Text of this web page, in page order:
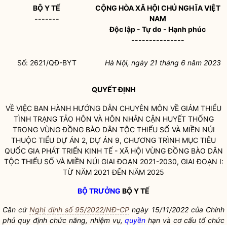
BỘ Y TẾ
-------
CỘNG HÒA XÃ HỘI CHỦ NGHĨA VIỆT
NAM
Độc lập - Tự do - Hạnh phúc
---------------
Số: 2621/QĐ-BYT Hà Nội, ngày 21 tháng 6 năm 2023
QUYẾT ĐỊNH
VỀ VIỆC BAN HÀNH HƯỚNG DẪN CHUYÊN MÔN VỀ GIẢM THIỂU
TÌNH TRẠNG TẢO HÔN VÀ HÔN NHÂN CẬN HUYẾT THỐNG
TRONG VÙNG ĐỒNG BÀO DÂN TỘCTHIỂU SỐ VÀ MIỀN NÚI
THUỘC TIỂU DỰ ÁN 2, DỰ ÁN 9, CHƯƠNG TRÌNH MỤC TIÊU
QUỐC GIAPHÁT TRIỂN KINH TẾ - XÃ HỘI VÙNG ĐỒNG BÀO DÂN
TỘCTHIỂU SỐ VÀ MIỀN NÚI GIAI ĐOẠN 2021-2030, GIAI ĐOẠN I:
TỪ NĂM 2021 ĐẾN NĂM 2025
BỘ TRƯỞNG BỘ Y TẾ
Căn cứNghị định số 95/2022/NĐ-CP ngày 15/11/2022 của Chính
phủ quy định chức năng, nhiệm vụ,quyền hạn và cơ cấu tổ chức